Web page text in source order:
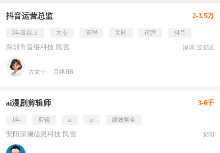
抖音运营总监 2-3.5万
3年及以上 大专 管理 采购 运营 抖音
深圳市音络科技 民营 深圳·宝安区
古女士 音络HR
ai漫剧剪辑师 3-6千
1年 剪辑 ai pr 绩效奖金
安阳深澜信息科技 民营 安阳